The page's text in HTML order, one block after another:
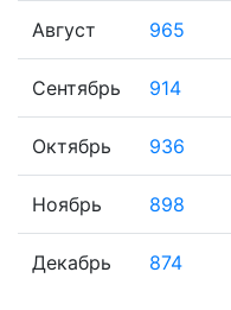
Август 965
Сентябрь 914
Октябрь 936
Ноябрь 898
Декабрь 874